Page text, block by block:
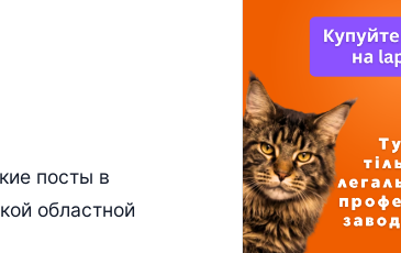
посты в
областной